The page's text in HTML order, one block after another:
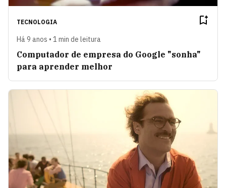
TECNOLOGIA
Há 9 anos • 1 min de leitura
Computador de empresa do Google "sonha"
para aprender melhor